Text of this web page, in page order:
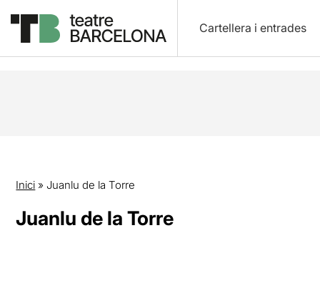
Cartellera i entrades
Inici » Juanlu de la Torre
Juanlu de la Torre